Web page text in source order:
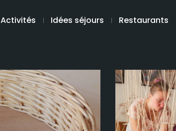
Activités Idées séjours Restaurants